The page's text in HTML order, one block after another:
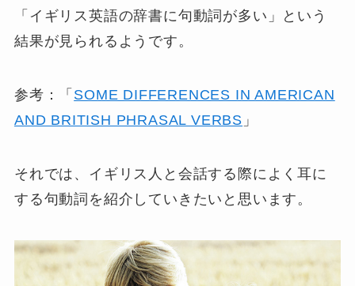
「イギリス英語の辞書に句動詞が多い」という
結果が見られるようです。
参考：「 SOME DIFFERENCES IN AMERICAN
AND BRITISH PHRASAL VERBS 」
それでは、イギリス人と会話する際によく耳に
する句動詞を紹介していきたいと思います。